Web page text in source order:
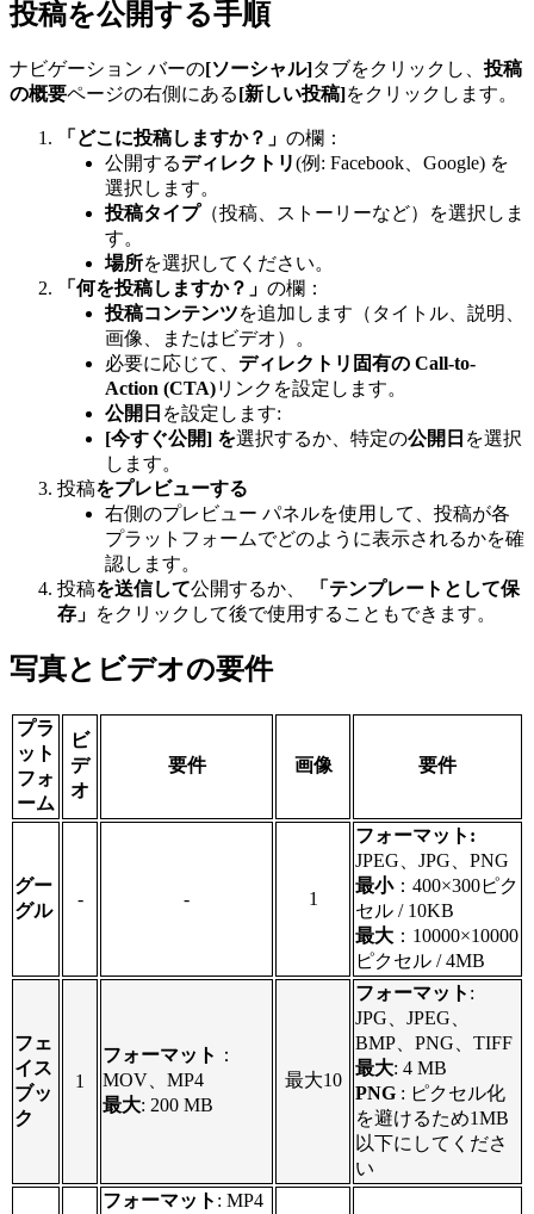
投稿を公開する手順
ナビゲーション バーの[ソーシャル]タブをクリックし、投稿
の概要ページの右側にある[新しい投稿]をクリックします。
「どこに投稿しますか？」 の欄：
公開するディレクトリ(例: Facebook、Google) を
選択します。
投稿タイプ（投稿、ストーリーなど）を選択しま
す。
場所を選択してください。
「何を投稿しますか？」 の欄：
投稿コンテンツを追加します（タイトル、説明、
画像、またはビデオ）。
必要に応じて、 ディレクトリ固有の Call-to-
Action (CTA)リンクを設定します。
公開日 を設定します:
[今すぐ公開] を選択するか、特定の公開日 を選択
します。
投稿をプレビューする
右側のプレビュー パネルを使用して、投稿が各
プラットフォームでどのように表示されるかを確
認します。
投稿を送信して公開するか、
「テンプレートとして保
存」 をクリックして後で使用することもできます。
写真とビデオの要件
プラ
ット
フォ
ーム
ビ
デ
オ
要件 画像 要件
グー
グル
- - 1
フォーマット:
JPEG、JPG、PNG
最小：400×300ピク
セル / 10KB
最大 ：10000×10000
ピクセル / 4MB
フェ
イス
ブッ
ク
1
フォーマット ：
MOV、MP4
最大: 200 MB
最大10
フォーマット :
JPG、JPEG、
BMP、PNG、TIFF
最大: 4 MB
PNG : ピクセル化
を避けるため1MB
以下にしてくださ
い
フォーマット : MP4